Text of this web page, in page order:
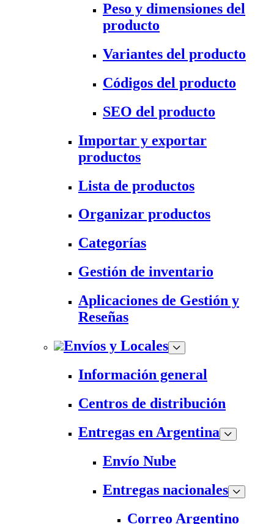
Peso y dimensiones del
producto
Variantes del producto
Códigos del producto
SEO del producto
Importar y exportar
productos
Lista de productos
Organizar productos
Categorías
Gestión de inventario
Aplicaciones de Gestión y
Reseñas
Envíos y Locales
Información general
Centros de distribución
Entregas en Argentina
Envío Nube
Entregas nacionales
Correo Argentino